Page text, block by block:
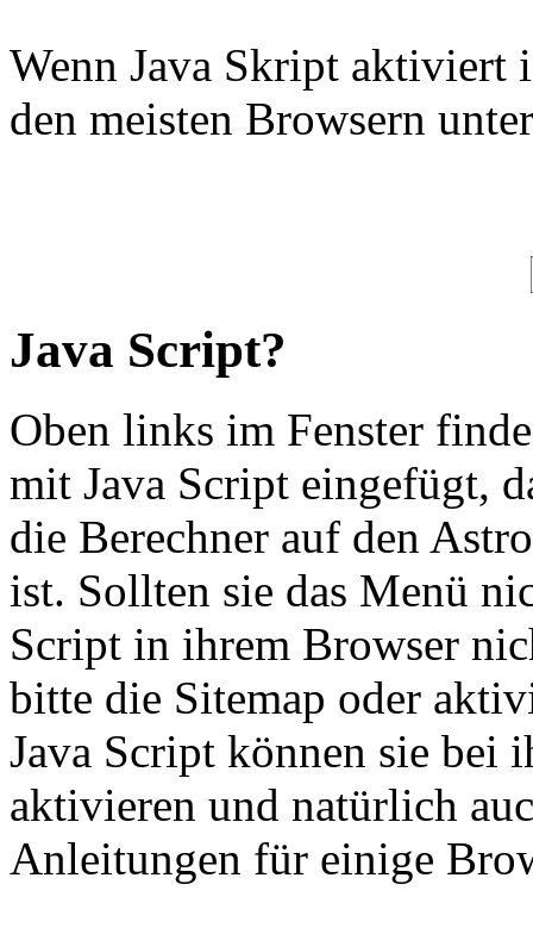
Wenn Java Skript
den meisten Browsern
Java Script?
Oben links im Fenster
mit Java Script eingefügt,
die Berechner auf den
ist. Sollten sie das Menü
Script in ihrem Browser
bitte die Sitemap oder
Java Script können sie bei
aktivieren und natürlich
Anleitungen für einige